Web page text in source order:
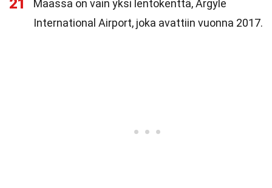
21
Maassa on vain yksi lentokenttä, Argyle
International Airport, joka avattiin vuonna 2017.